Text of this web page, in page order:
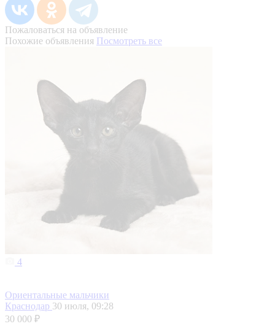
Пожаловаться на объявление
Похожие объявления Посмотреть все
4
Ориентальные мальчики
Краснодар 30 июля, 09:28
30 000 ₽